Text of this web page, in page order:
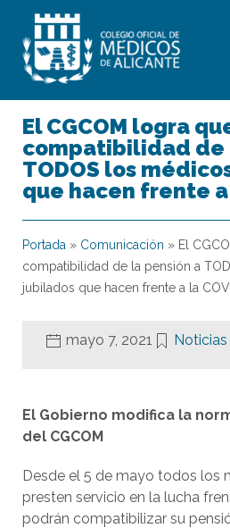
El CGCOM logra
compatibilidad de
TODOS los
que hacen frente a
Portada » Comunicación » El
compatibilidad de la pensión a
jubilados que hacen frente a la
mayo 7, 2021
El Gobierno modifica la
del CGCOM
Desde el 5 de mayo todos los
presten servicio en la lucha
podrán compatibilizar su